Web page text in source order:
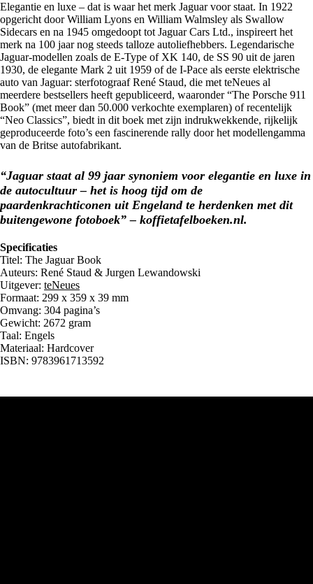
Elegantie en luxe – dat is waar het merk Jaguar voor staat. In 1922
opgericht door William Lyons en William Walmsley als Swallow
Sidecars en na 1945 omgedoopt tot Jaguar Cars Ltd., inspireert het
merk na 100 jaar nog steeds talloze autoliefhebbers. Legendarische
Jaguar-modellen zoals de E-Type of XK 140, de SS 90 uit de jaren
1930, de elegante Mark 2 uit 1959 of de I-Pace als eerste elektrische
auto van Jaguar: sterfotograaf René Staud, die met teNeues al
meerdere bestsellers heeft gepubliceerd, waaronder “The Porsche 911
Book” (met meer dan 50.000 verkochte exemplaren) of recentelijk
“Neo Classics”, biedt in dit boek met zijn indrukwekkende, rijkelijk
geproduceerde foto’s een fascinerende rally door het modellengamma
van de Britse autofabrikant.
“Jaguar staat al 99 jaar synoniem voor elegantie en luxe in
de autocultuur – het is hoog tijd om de
paardenkrachticonen uit Engeland te herdenken met dit
buitengewone fotoboek” – koffietafelboeken.nl.
Specificaties
Titel: The Jaguar Book
Auteurs: René Staud & Jurgen Lewandowski
Uitgever: teNeues
Formaat: 299 x 359 x 39 mm
Omvang: 304 pagina’s
Gewicht: 2672 gram
Taal: Engels
Materiaal: Hardcover
ISBN: 9783961713592